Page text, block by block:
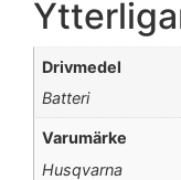
Drivmedel
Batteri
Varumärke
Husqvarna